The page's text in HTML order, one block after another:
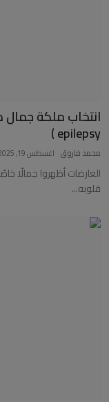
epilepsy )
محمد فاروق اغسطس 19, 2025
العارضات أظهروا جمالًا
قلوبه...